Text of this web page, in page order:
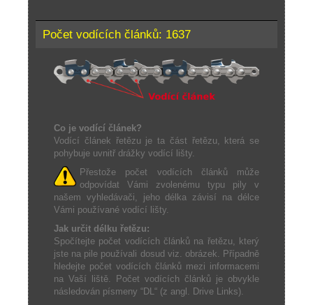
Počet vodících článků: 1637
Co je vodící článek?
Vodící článek řetězu je ta část řetězu, která se
pohybuje uvnitř drážky vodící lišty.
Přestože počet vodících článků může
odpovídat Vámi zvolenému typu pily v
našem vyhledávači, jeho délka závisí na délce
Vámi používané vodící lišty.
Jak určit délku řetězu:
Spočítejte počet vodících článků na řetězu, který
jste na pile používali dosud viz. obrázek. Případně
hledejte počet vodících článků mezi informacemi
na Vaší liště. Počet vodících článků je obvykle
následován písmeny “DL“ (z angl. Drive Links).